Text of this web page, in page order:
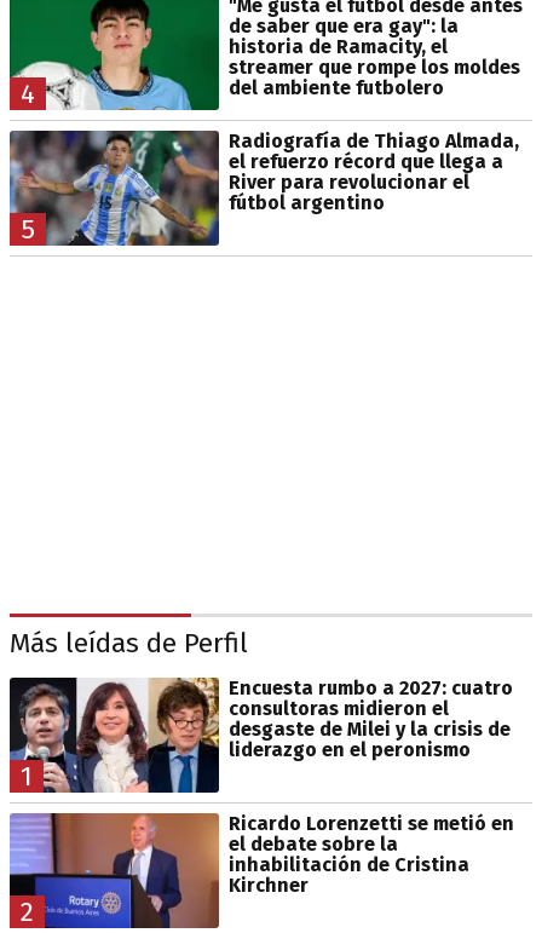
4
"Me gusta el fútbol desde antes
de saber que era gay": la
historia de Ramacity, el
streamer que rompe los moldes
del ambiente futbolero
5
Radiografía de Thiago Almada,
el refuerzo récord que llega a
River para revolucionar el
fútbol argentino
Más leídas de Perfil
1
Encuesta rumbo a 2027: cuatro
consultoras midieron el
desgaste de Milei y la crisis de
liderazgo en el peronismo
2
Ricardo Lorenzetti se metió en
el debate sobre la
inhabilitación de Cristina
Kirchner